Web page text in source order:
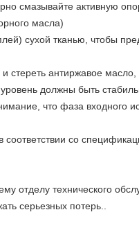
смазывайте активную
масла)
сухой тканью, чтобы
антиржавое масло,
должны быть
что фаза входного
со
отделу технического
серьезных потерь..